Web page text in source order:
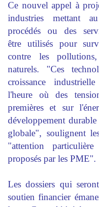
Ce nouvel appel à
industries mettant
procédés ou des
être utilisés pour
contre les
naturels. "Ces
croissance
l'heure où des
premières et sur
développement
globale", soulignent
"attention
proposés par les PME".
Les dossiers qui
soutien financier